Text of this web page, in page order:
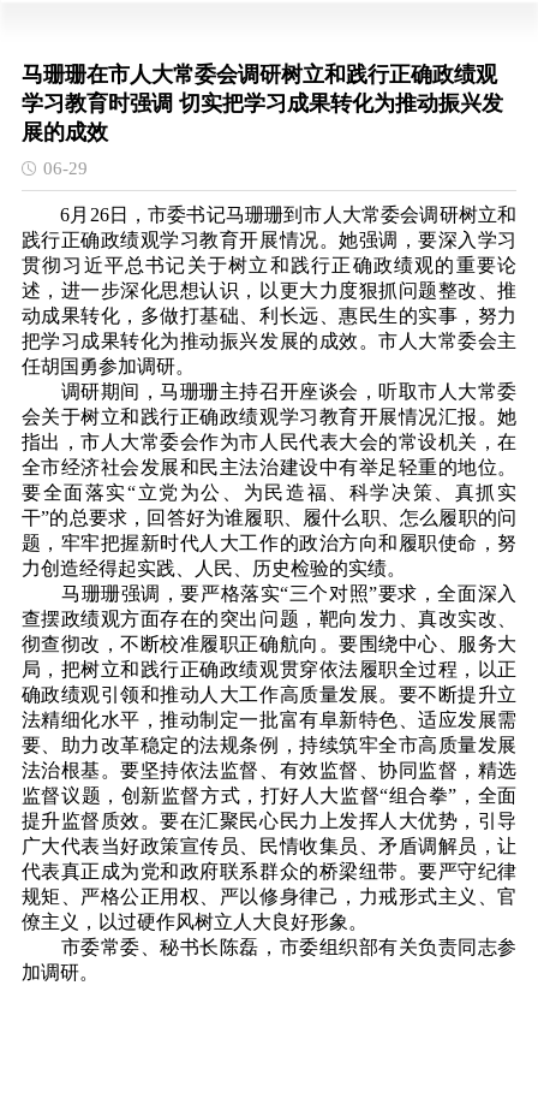
马珊珊在市人大常委会调研树立和践行正确政绩观
学习教育时强调 切实把学习成果转化为推动振兴发
展的成效
06-29
6月26日，市委书记马珊珊到市人大常委会调研树立和
践行正确政绩观学习教育开展情况。她强调，要深入学习
贯彻习近平总书记关于树立和践行正确政绩观的重要论
述，进一步深化思想认识，以更大力度狠抓问题整改、推
动成果转化，多做打基础、利长远、惠民生的实事，努力
把学习成果转化为推动振兴发展的成效。市人大常委会主
任胡国勇参加调研。
调研期间，马珊珊主持召开座谈会，听取市人大常委
会关于树立和践行正确政绩观学习教育开展情况汇报。她
指出，市人大常委会作为市人民代表大会的常设机关，在
全市经济社会发展和民主法治建设中有举足轻重的地位。
要全面落实“立党为公、为民造福、科学决策、真抓实
干”的总要求，回答好为谁履职、履什么职、怎么履职的问
题，牢牢把握新时代人大工作的政治方向和履职使命，努
力创造经得起实践、人民、历史检验的实绩。
马珊珊强调，要严格落实“三个对照”要求，全面深入
查摆政绩观方面存在的突出问题，靶向发力、真改实改、
彻查彻改，不断校准履职正确航向。要围绕中心、服务大
局，把树立和践行正确政绩观贯穿依法履职全过程，以正
确政绩观引领和推动人大工作高质量发展。要不断提升立
法精细化水平，推动制定一批富有阜新特色、适应发展需
要、助力改革稳定的法规条例，持续筑牢全市高质量发展
法治根基。要坚持依法监督、有效监督、协同监督，精选
监督议题，创新监督方式，打好人大监督“组合拳”，全面
提升监督质效。要在汇聚民心民力上发挥人大优势，引导
广大代表当好政策宣传员、民情收集员、矛盾调解员，让
代表真正成为党和政府联系群众的桥梁纽带。要严守纪律
规矩、严格公正用权、严以修身律己，力戒形式主义、官
僚主义，以过硬作风树立人大良好形象。
市委常委、秘书长陈磊，市委组织部有关负责同志参
加调研。